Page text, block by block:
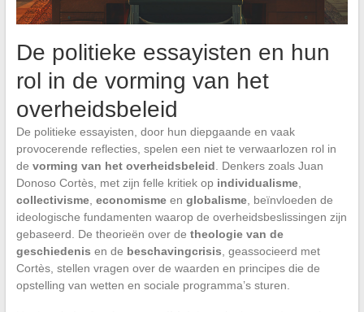
De politieke essayisten en hun
rol in de vorming van het
overheidsbeleid
De politieke essayisten, door hun diepgaande en vaak
provocerende reflecties, spelen een niet te verwaarlozen rol in
de vorming van het overheidsbeleid . Denkers zoals Juan
Donoso Cortès, met zijn felle kritiek op individualisme,
collectivisme, economismeen globalisme, beïnvloeden de
ideologische fundamenten waarop de overheidsbeslissingen zijn
gebaseerd. De theorieën over de theologie van de
geschiedenis en de beschavingcrisis , geassocieerd met
Cortès, stellen vragen over de waarden en principes die de
opstelling van wetten en sociale programma’s sturen.